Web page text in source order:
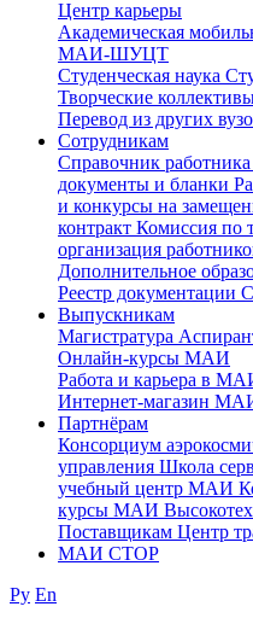
Центр карьеры
Академическая
МАИ-ШУЦТ
Студенческая наука
Творческие
Перевод из других
Сотрудникам
Cправочник работника
документы и бланки
и конкурсы на
контракт Комиссия по
организация
Дополнительное
Реестр документации
Выпускникам
Магистратура
Онлайн-курсы МАИ
Работа и карьера в
Интернет-магазин
Партнёрам
Консорциум
управления Школа
учебный центр МАИ
курсы МАИ
Поставщикам Центр
МАИ СТОР
Ру En